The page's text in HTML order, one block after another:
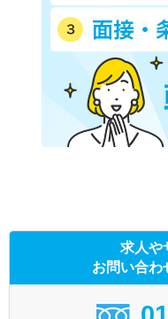
求人や
お問い合わ